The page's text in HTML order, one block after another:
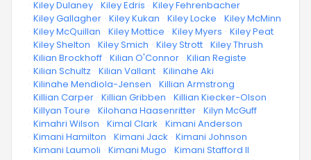
· Kiley Dulaney · Kiley Edris · Kiley Fehrenbacher
· Kiley Gallagher · Kiley Kukan · Kiley Locke · Kiley McMinn
· Kiley McQuillan · Kiley Mottice · Kiley Myers · Kiley Peat
· Kiley Shelton · Kiley Smich · Kiley Strott · Kiley Thrush
· Kilian Brockhoff · Kilian O'Connor · Kilian Registe
· Kilian Schultz · Kilian Vallant · Kilinahe Aki
· Kilinahe Mendiola-Jensen · Killian Armstrong
· Killian Carper · Killian Gribben · Killian Kiecker-Olson
· Killyan Toure · Kilohana Haasenritter · Kilyn McGuff
· Kimahri Wilson · Kimal Clark · Kimani Anderson
· Kimani Hamilton · Kimani Jack · Kimani Johnson
· Kimani Laumoli · Kimani Mugo · Kimani Stafford II